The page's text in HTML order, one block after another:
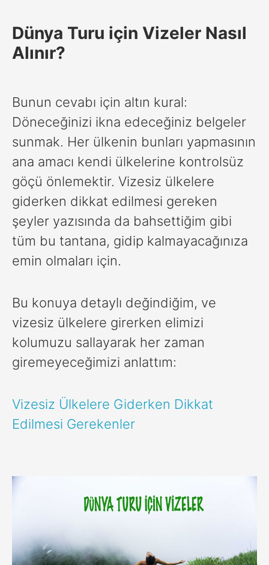
Dünya Turu için Vizeler Nasıl
Alınır?
Bunun cevabı için altın kural:
Döneceğinizi ikna edeceğiniz belgeler
sunmak. Her ülkenin bunları yapmasının
ana amacı kendi ülkelerine kontrolsüz
göçü önlemektir. Vizesiz ülkelere
giderken dikkat edilmesi gereken
şeyler yazısında da bahsettiğim gibi
tüm bu tantana, gidip kalmayacağınıza
emin olmaları için.
Bu konuya detaylı değindiğim, ve
vizesiz ülkelere girerken elimizi
kolumuzu sallayarak her zaman
giremeyeceğimizi anlattım:
Vizesiz Ülkelere Giderken Dikkat
Edilmesi Gerekenler